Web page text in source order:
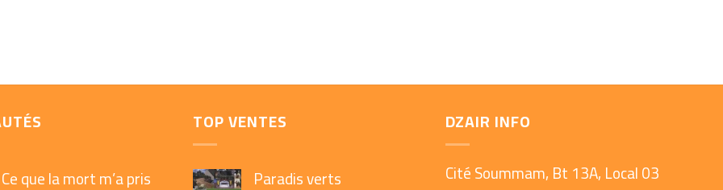
Ce que la mort m’a pris
TOP VENTES
Paradis verts
DZAIR INFO
Cité Soummam, Bt 13A, Local 03